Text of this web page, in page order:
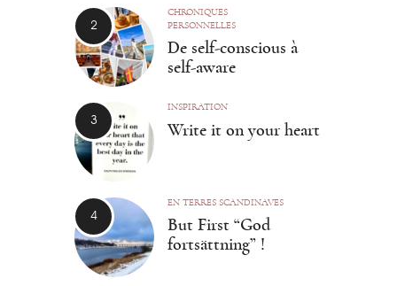
CHRONIQUES
PERSONNELLES
De self-conscious à
self-aware
INSPIRATION
Write it on your heart
EN TERRES SCANDINAVES
But First “God
fortsättning” !